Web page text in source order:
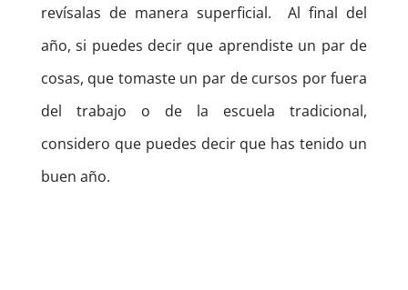
revísalas de manera superficial.Al final del
año, si puedes decir que aprendiste un par de
cosas, que tomaste un par de cursos por fuera
del trabajo o de la escuela tradicional,
considero que puedes decir que has tenido un
buen año.